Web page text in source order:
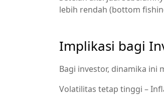
lebih rendah (bottom
Implikasi bagi
Bagi investor, dinamika ini
Volatilitas tetap tinggi –